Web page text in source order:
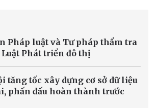
Pháp luật và Tư pháp thẩm tra
Luật Phát triển đô thị
tăng tốc xây dựng cơ sở dữ liệu
phấn đấu hoàn thành trước